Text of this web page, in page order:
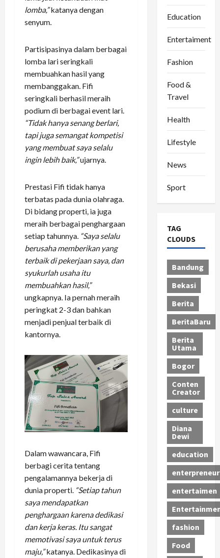
lomba,”katanya dengan
senyum.
Partisipasinya dalam berbagai
lomba lari seringkali
membuahkan hasil yang
membanggakan. Fifi
seringkali berhasil meraih
podium di berbagai event lari.
“Tidak hanya senang berlari,
tapi juga semangat kompetisi
yang membuat saya selalu
ingin lebih baik,”ujarnya.
Prestasi Fifi tidak hanya
terbatas pada dunia olahraga.
Di bidang properti, ia juga
meraih berbagai penghargaan
setiap tahunnya. “Saya selalu
berusaha memberikan yang
terbaik di pekerjaan saya, dan
syukurlah usaha itu
membuahkan hasil,”
ungkapnya. Ia pernah meraih
peringkat 2-3 dan bahkan
menjadi penjual terbaik di
kantornya.
Dalam wawancara, Fifi
berbagi cerita tentang
pengalamannya bekerja di
dunia properti. “Setiap tahun
saya mendapatkan
penghargaan karena dedikasi
dan kerja keras. Itu sangat
memotivasi saya untuk terus
maju,”katanya. Dedikasinya di
Education
Entertaiment
Fashion
Food &
Travel
Health
Lifestyle
News
Sport
TAG
CLOUDS
Bandung
Bekasi
Berita
BeritaBaru
Berita
Utama
Bogor
Conten
Creator
culture
Diana
Dewi
education
enterpreneur
entertaimen
fashion
Food